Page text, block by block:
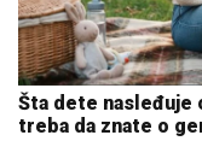
Šta dete nasleđuje
treba da znate o